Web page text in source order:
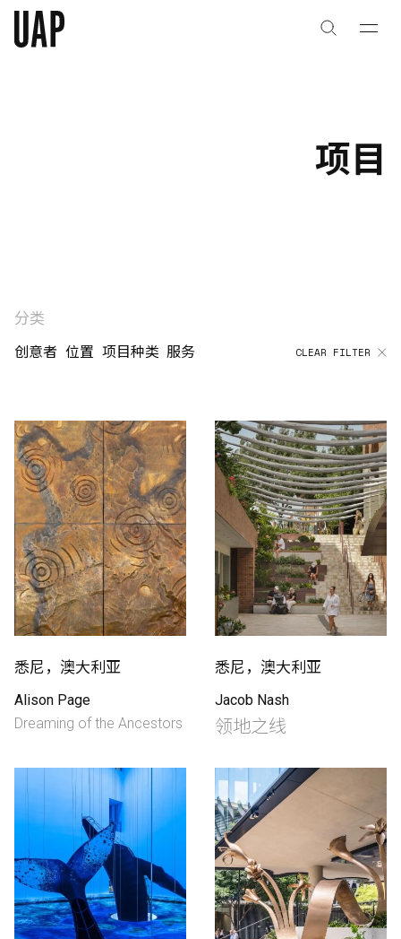
能力
制作工厂
艺术品保护部门
创新计划
刊物
联系我们
项目
分类
创意者 位置 项目种类 服务 CLEAR FILTER
悉尼，澳大利亚
Alison Page
Dreaming of the Ancestors
悉尼，澳大利亚
Jacob Nash
领地之线